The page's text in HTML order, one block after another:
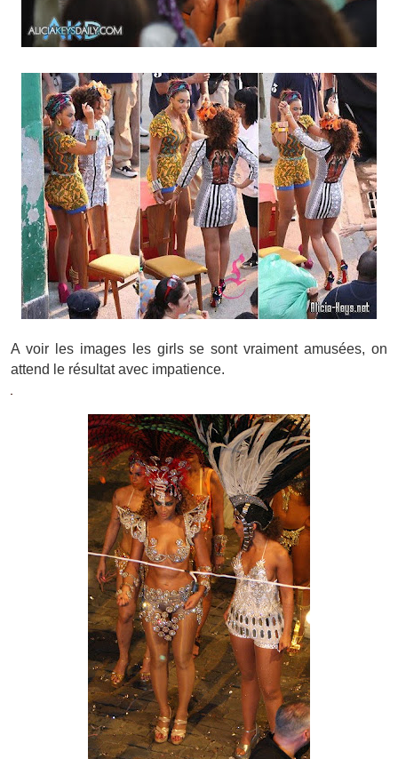
A voir les images les girls se sont vraiment amusées, on
attend le résultat avec impatience.